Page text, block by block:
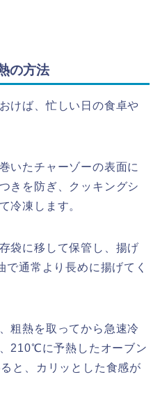
の方法
けば、忙しい日の食卓や
いたチャーゾーの表面に
きを防ぎ、クッキングシ
冷凍します。
袋に移して保管し、揚げ
通常より長めに揚げてく
粗熱を取ってから急速冷
210℃に予熱したオーブン
と、カリッとした食感が